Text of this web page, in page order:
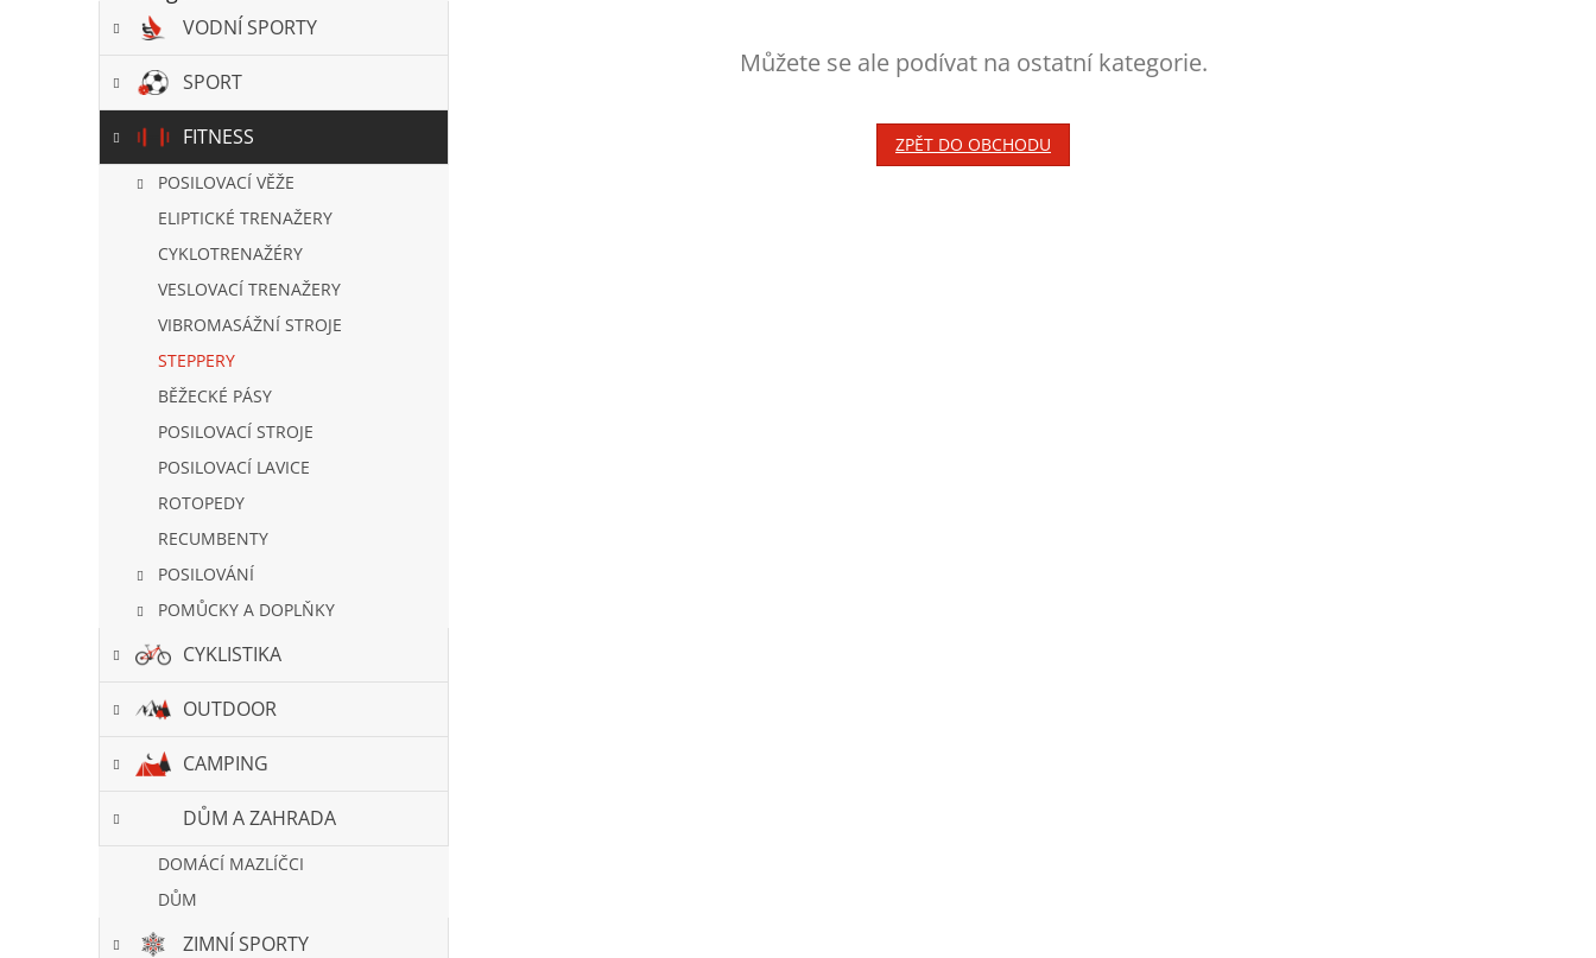
VODNÍ SPORTY
SPORT
FITNESS
POSILOVACÍ VĚŽE
ELIPTICKÉ TRENAŽERY
CYKLOTRENAŽÉRY
VESLOVACÍ TRENAŽERY
VIBROMASÁŽNÍ STROJE
STEPPERY
BĚŽECKÉ PÁSY
POSILOVACÍ STROJE
POSILOVACÍ LAVICE
ROTOPEDY
RECUMBENTY
POSILOVÁNÍ
POMŮCKY A DOPLŇKY
CYKLISTIKA
OUTDOOR
CAMPING
DŮM A ZAHRADA
DOMÁCÍ MAZLÍČCI
DŮM
ZIMNÍ SPORTY
Můžete se ale podívat na ostatní kategorie.
ZPĚT DO OBCHODU